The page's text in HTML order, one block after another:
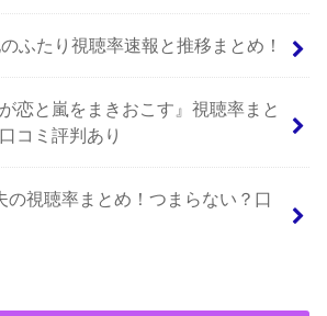
ふたり視聴率速報と推移まとめ！
恋と嵐をまきおこす』視聴率まと
コミ評判あり
の視聴率まとめ！つまらない？口